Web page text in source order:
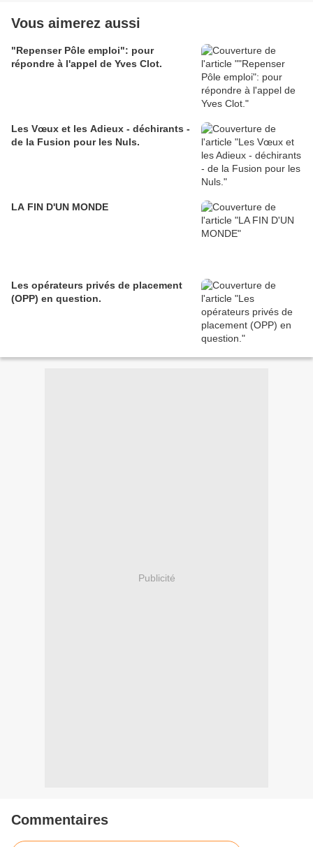
Vous aimerez aussi
"Repenser Pôle emploi": pour
répondre à l'appel de Yves Clot.
Les Vœux et les Adieux - déchirants -
de la Fusion pour les Nuls.
LA FIN D'UN MONDE
Les opérateurs privés de placement
(OPP) en question.
Publicité
Commentaires